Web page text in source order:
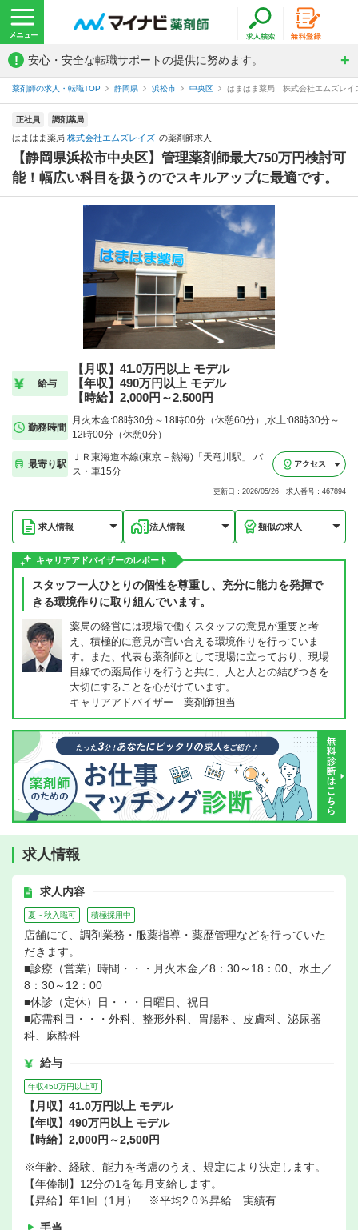
! 安心・安全な転職サポートの提供に努めます。
薬剤師の求人・転職TOP 静岡県 浜松市 中央区 はまはま薬局 株式会社エムズレイ
正社員 調剤薬局
はまはま薬局 株式会社エムズレイズ の薬剤師求人
【静岡県浜松市中央区】管理薬剤師最大750万円検討可
能！幅広い科目を扱うのでスキルアップに最適です。
給与
【月収】41.0万円以上 モデル
【年収】490万円以上 モデル
【時給】2,000円～2,500円
勤務時間
月火木金:08時30分～18時00分（休憩60分）,水土:08時30分～
12時00分（休憩0分）
最寄り駅
ＪＲ東海道本線(東京－熱海)「天竜川駅」 バ
ス・車15分
アクセス
更新日：2026/05/26 求人番号：467894
求人情報 法人情報 類似の求人
キャリアアドバイザーのレポート
スタッフ一人ひとりの個性を尊重し、充分に能力を発揮で
きる環境作りに取り組んでいます。
薬局の経営には現場で働くスタッフの意見が重要と考
え、積極的に意見が言い合える環境作りを行っていま
す。また、代表も薬剤師として現場に立っており、現場
目線での薬局作りを行うと共に、人と人との結びつきを
大切にすることを心がけています。
キャリアアドバイザー 薬剤師担当
求人情報
求人内容
夏～秋入職可 積極採用中
店舗にて、調剤業務・服薬指導・薬歴管理などを行っていた
だきます。
■診療（営業）時間・・・月火木金／8：30～18：00、水土／
8：30～12：00
■休診（定休）日・・・日曜日、祝日
■応需科目・・・外科、整形外科、胃腸科、皮膚科、泌尿器
科、麻酔科
給与
年収450万円以上可
【月収】41.0万円以上 モデル
【年収】490万円以上 モデル
【時給】2,000円～2,500円
※年齢、経験、能力を考慮のうえ、規定により決定します。
【年俸制】12分の1を毎月支給します。
【昇給】年1回（1月） ※平均2.0％昇給 実績有